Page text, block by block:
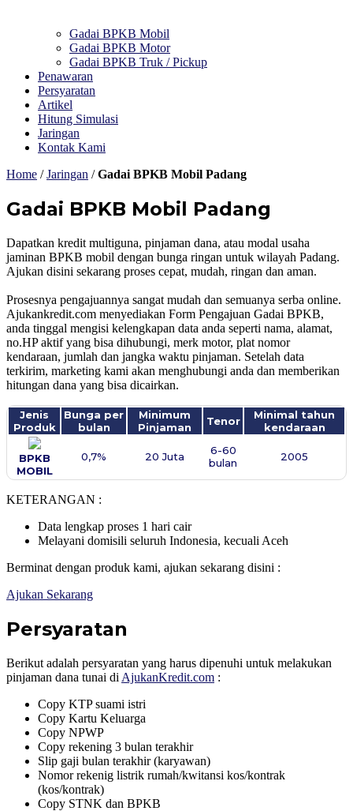
Gadai BPKB Mobil
Gadai BPKB Motor
Gadai BPKB Truk / Pickup
Penawaran
Persyaratan
Artikel
Hitung Simulasi
Jaringan
Kontak Kami
Home /Jaringan /Gadai BPKB Mobil Padang
Gadai BPKB Mobil Padang
Dapatkan kredit multiguna, pinjaman dana, atau modal usaha
jaminan BPKB mobil dengan bunga ringan untuk wilayah Padang.
Ajukan disini sekarang proses cepat, mudah, ringan dan aman.
Prosesnya pengajuannya sangat mudah dan semuanya serba online.
Ajukankredit.com menyediakan Form Pengajuan Gadai BPKB,
anda tinggal mengisi kelengkapan data anda seperti nama, alamat,
no.HP aktif yang bisa dihubungi, merk motor, plat nomor
kendaraan, jumlah dan jangka waktu pinjaman. Setelah data
terkirim, marketing kami akan menghubungi anda dan memberikan
hitungan dana yang bisa dicairkan.
Jenis
Produk
Bunga per
bulan
Minimum
Pinjaman
Tenor
Minimal tahun
kendaraan
BPKB
MOBIL
0,7% 20 Juta
6-60
bulan
2005
KETERANGAN :
Data lengkap proses 1 hari cair
Melayani domisili seluruh Indonesia, kecuali Aceh
Berminat dengan produk kami, ajukan sekarang disini :
Ajukan Sekarang
Persyaratan
Berikut adalah persyaratan yang harus dipenuhi untuk melakukan
pinjaman dana tunai di AjukanKredit.com :
Copy KTP suami istri
Copy Kartu Keluarga
Copy NPWP
Copy rekening 3 bulan terakhir
Slip gaji bulan terakhir (karyawan)
Nomor rekenig listrik rumah/kwitansi kos/kontrak
(kos/kontrak)
Copy STNK dan BPKB